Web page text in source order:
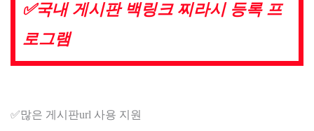
✅​국내 게시판 백링크 찌라시 등록 프
로그램
✅​많은 게시판url 사용 지원